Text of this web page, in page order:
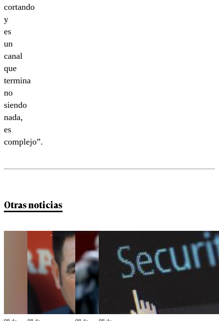
cortando
y
es
un
canal
que
termina
no
siendo
nada,
es
complejo”.
Otras noticias